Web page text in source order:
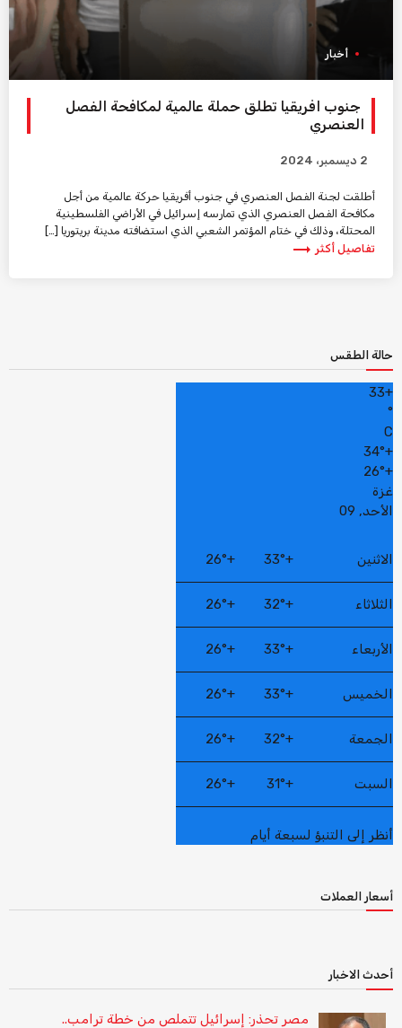
أخبار
جنوب افريقيا تطلق حملة عالمية لمكافحة الفصل
العنصري
2 ديسمبر، 2024
أطلقت لجنة الفصل العنصري في جنوب أفريقيا حركة عالمية من أجل
مكافحة الفصل العنصري الذي تمارسه إسرائيل في الأراضي الفلسطينية
المحتلة، وذلك في ختام المؤتمر الشعبي الذي استضافته مدينة بريتوريا […]
تفاصيل أكثر trending_flat
حالة الطقس
+
33
°
C
+
34°
+
26°
غزة
الأحد, 09
الاثنين +
33°
+
26°
الثلاثاء +
32°
+
26°
الأربعاء +
33°
+
26°
الخميس +
33°
+
26°
الجمعة +
32°
+
26°
السبت +
31°
+
26°
أنظر إلى التنبؤ لسبعة أيام
أسعار العملات
أحدث الاخبار
مصر تحذر: إسرائيل تتملص من خطة ترامب..